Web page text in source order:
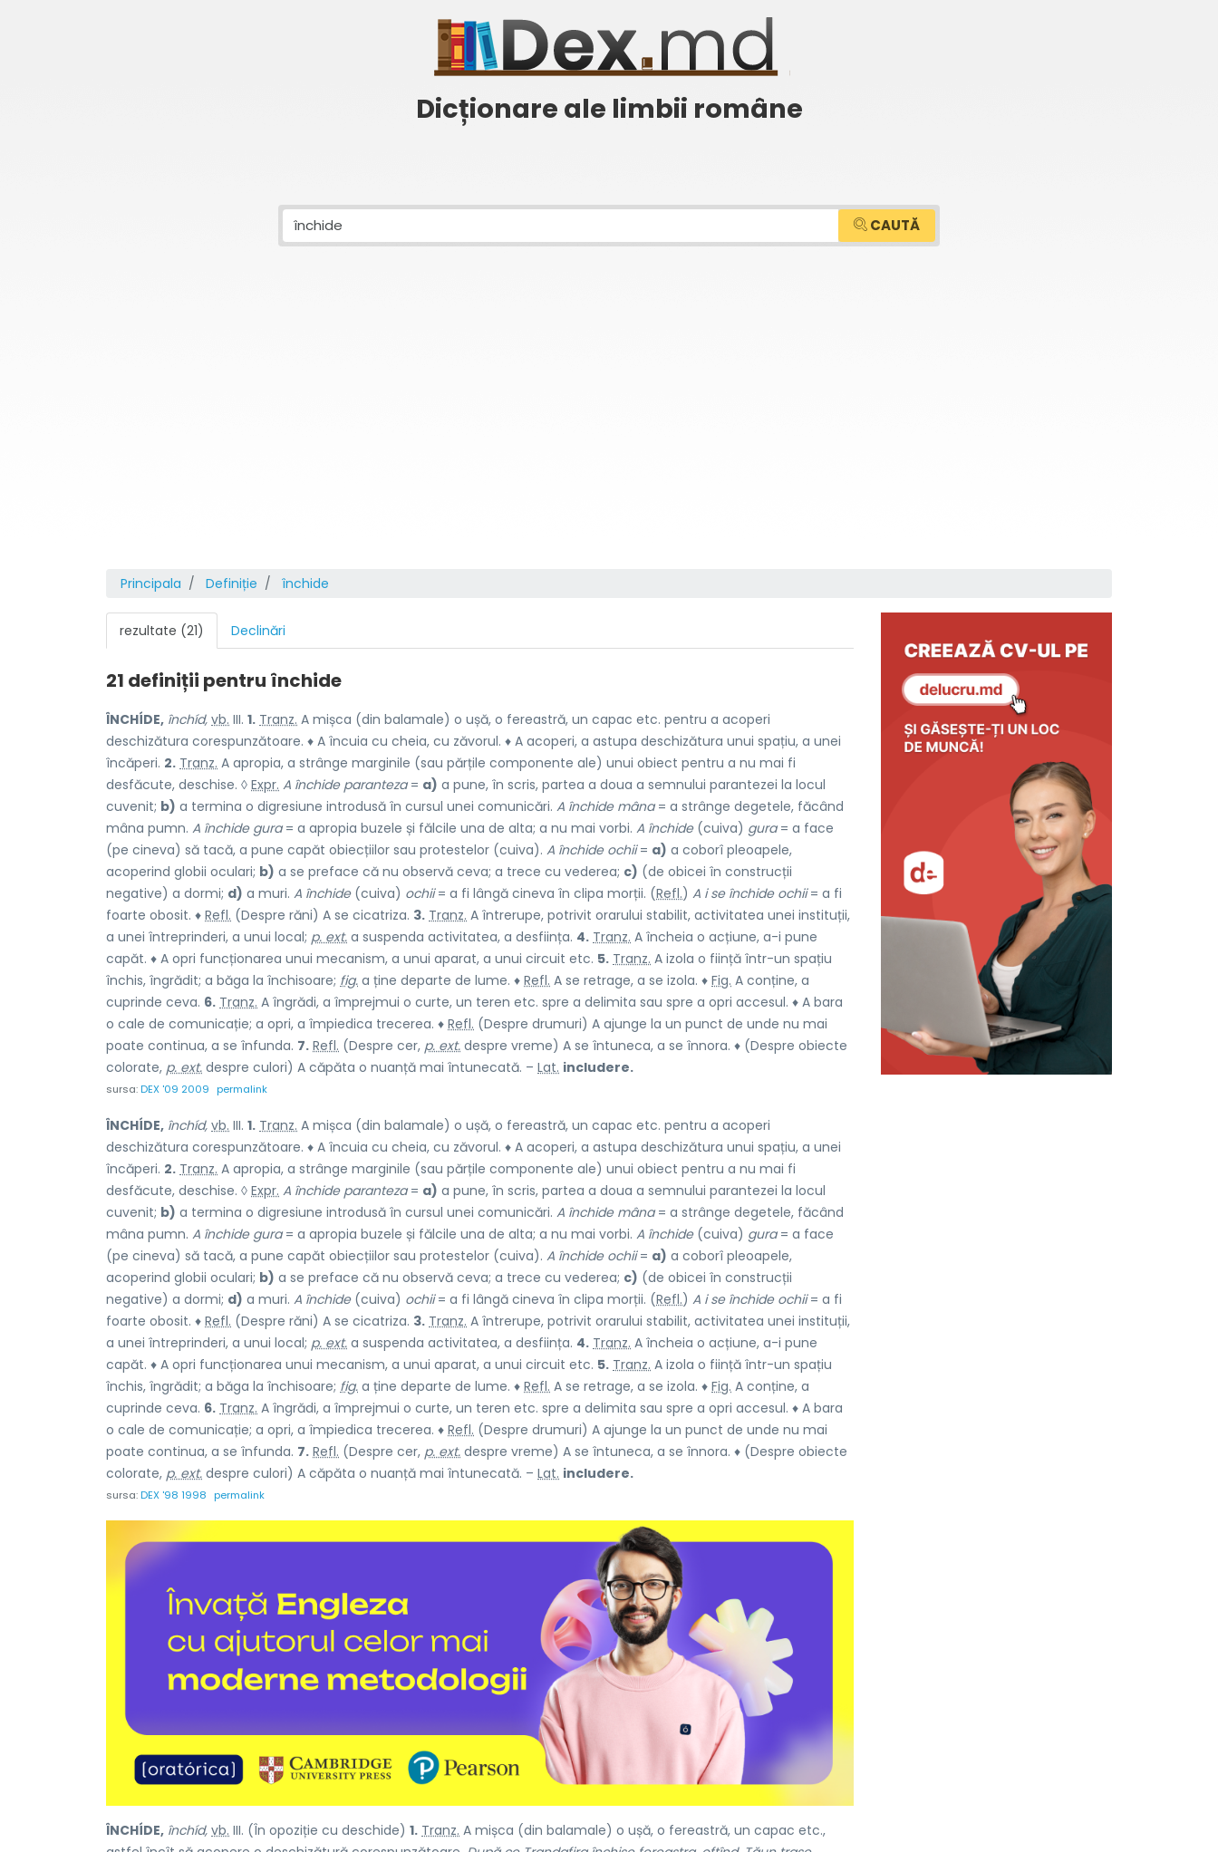
Dicționare ale limbii române
CAUTĂ
Principala Definiție închide
rezultate (21) Declinări
21 definiții pentru închide
ÎNCHÍDE, închíd, vb. III. 1. Tranz. A mișca (din balamale) o ușă, o fereastră, un capac etc. pentru a acoperi
deschizătura corespunzătoare. ♦ A încuia cu cheia, cu zăvorul. ♦ A acoperi, a astupa deschizătura unui spațiu, a unei
încăperi. 2. Tranz. A apropia, a strânge marginile (sau părțile componente ale) unui obiect pentru a nu mai fi
desfăcute, deschise. ◊ Expr. A închide paranteza= a) a pune, în scris, partea a doua a semnului parantezei la locul
cuvenit; b) a termina o digresiune introdusă în cursul unei comunicări. A închide mâna= a strânge degetele, făcând
mâna pumn. A închide gura= a apropia buzele și fălcile una de alta; a nu mai vorbi. A închide(cuiva) gura= a face
(pe cineva) să tacă, a pune capăt obiecțiilor sau protestelor (cuiva). A închide ochii= a) a coborî pleoapele,
acoperind globii oculari; b) a se preface că nu observă ceva; a trece cu vederea; c) (de obicei în construcții
negative) a dormi; d) a muri. A închide(cuiva) ochii= a fi lângă cineva în clipa morții. (Refl.) A i se închide ochii= a fi
foarte obosit. ♦ Refl. (Despre răni) A se cicatriza. 3. Tranz. A întrerupe, potrivit orarului stabilit, activitatea unei instituții,
a unei întreprinderi, a unui local; p. ext. a suspenda activitatea, a desființa. 4. Tranz. A încheia o acțiune, a-i pune
capăt. ♦ A opri funcționarea unui mecanism, a unui aparat, a unui circuit etc. 5. Tranz. A izola o ființă într-un spațiu
închis, îngrădit; a băga la închisoare; fig. a ține departe de lume. ♦ Refl. A se retrage, a se izola. ♦ Fig. A conține, a
cuprinde ceva. 6. Tranz. A îngrădi, a împrejmui o curte, un teren etc. spre a delimita sau spre a opri accesul. ♦ A bara
o cale de comunicație; a opri, a împiedica trecerea. ♦ Refl. (Despre drumuri) A ajunge la un punct de unde nu mai
poate continua, a se înfunda. 7. Refl. (Despre cer, p. ext. despre vreme) A se întuneca, a se înnora. ♦ (Despre obiecte
colorate, p. ext. despre culori) A căpăta o nuanță mai întunecată. – Lat. includere.
sursa:DEX '09 2009 permalink
ÎNCHÍDE, închíd, vb. III. 1. Tranz. A mișca (din balamale) o ușă, o fereastră, un capac etc. pentru a acoperi
deschizătura corespunzătoare. ♦ A încuia cu cheia, cu zăvorul. ♦ A acoperi, a astupa deschizătura unui spațiu, a unei
încăperi. 2. Tranz. A apropia, a strânge marginile (sau părțile componente ale) unui obiect pentru a nu mai fi
desfăcute, deschise. ◊ Expr. A închide paranteza= a) a pune, în scris, partea a doua a semnului parantezei la locul
cuvenit; b) a termina o digresiune introdusă în cursul unei comunicări. A închide mâna= a strânge degetele, făcând
mâna pumn. A închide gura= a apropia buzele și fălcile una de alta; a nu mai vorbi. A închide(cuiva) gura= a face
(pe cineva) să tacă, a pune capăt obiecțiilor sau protestelor (cuiva). A închide ochii= a) a coborî pleoapele,
acoperind globii oculari; b) a se preface că nu observă ceva; a trece cu vederea; c) (de obicei în construcții
negative) a dormi; d) a muri. A închide(cuiva) ochii= a fi lângă cineva în clipa morții. (Refl.) A i se închide ochii= a fi
foarte obosit. ♦ Refl. (Despre răni) A se cicatriza. 3. Tranz. A întrerupe, potrivit orarului stabilit, activitatea unei instituții,
a unei întreprinderi, a unui local; p. ext. a suspenda activitatea, a desființa. 4. Tranz. A încheia o acțiune, a-i pune
capăt. ♦ A opri funcționarea unui mecanism, a unui aparat, a unui circuit etc. 5. Tranz. A izola o ființă într-un spațiu
închis, îngrădit; a băga la închisoare; fig. a ține departe de lume. ♦ Refl. A se retrage, a se izola. ♦ Fig. A conține, a
cuprinde ceva. 6. Tranz. A îngrădi, a împrejmui o curte, un teren etc. spre a delimita sau spre a opri accesul. ♦ A bara
o cale de comunicație; a opri, a împiedica trecerea. ♦ Refl. (Despre drumuri) A ajunge la un punct de unde nu mai
poate continua, a se înfunda. 7. Refl. (Despre cer, p. ext. despre vreme) A se întuneca, a se înnora. ♦ (Despre obiecte
colorate, p. ext. despre culori) A căpăta o nuanță mai întunecată. – Lat. includere.
sursa:DEX '98 1998 permalink
ÎNCHÍDE, închíd, vb. III. (În opoziție cu deschide) 1. Tranz. A mișca (din balamale) o ușă, o fereastră, un capac etc.,